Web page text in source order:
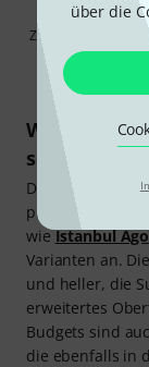
über die
Zultan 17"
Welche
solltest du
Die meisten
professionellen
wieIstanbul
Varianten an.
und heller, die
erweitertes
Budgets sind
die ebenfalls in